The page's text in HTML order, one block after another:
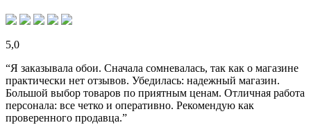
5,0
“Я заказывала обои. Сначала сомневалась, так как о магазине
практически нет отзывов. Убедилась: надежный магазин.
Большой выбор товаров по приятным ценам. Отличная работа
персонала: все четко и оперативно. Рекомендую как
проверенного продавца.”